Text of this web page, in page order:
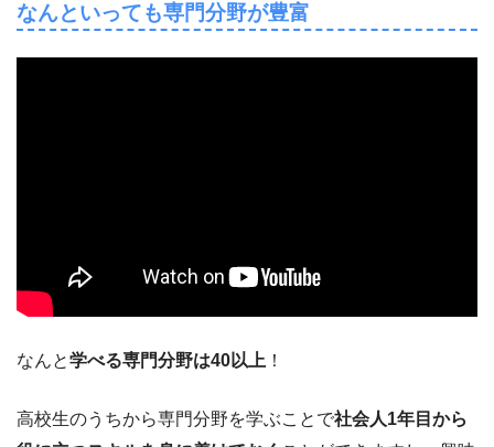
なんといっても専門分野が豊富
なんと学べる専門分野は40以上 ！
高校生のうちから専門分野を学ぶことで社会人1年目から